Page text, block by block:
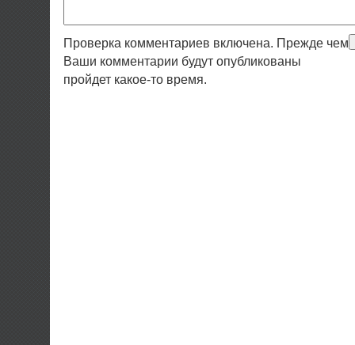
Проверка комментариев включена. Прежде чем
Ваши комментарии будут опубликованы
пройдет какое-то время.